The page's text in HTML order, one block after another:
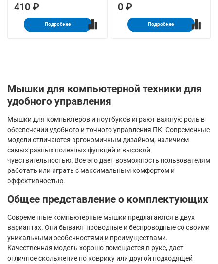
410 ₽
Подробнее
0 ₽
Подробнее
Мышки для компьютерной техники для
удобного управления
Мышки для компьютеров и ноутбуков играют важную роль в
обеспечении удобного и точного управления ПК. Современные
модели отличаются эргономичным дизайном, наличием
самых разных полезных функций и высокой
чувствительностью. Все это дает возможность пользователям
работать или играть с максимальным комфортом и
эффективностью.
Общее представление о комплектующих
Современные компьютерные мышки предлагаются в двух
вариантах. Они бывают проводные и беспроводные со своими
уникальными особенностями и преимуществами.
Качественная модель хорошо помещается в руке, дает
отличное скольжение по коврику или другой подходящей